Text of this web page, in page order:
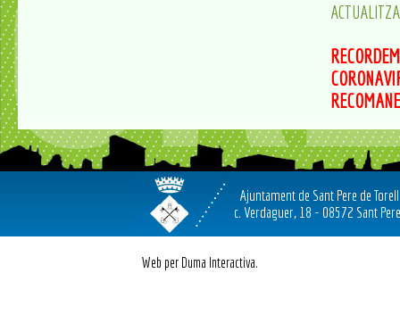
Ajuntament de Sant Pere de
c. Verdaguer, 18 - 08572 Sant
Web per Duma Interactiva.